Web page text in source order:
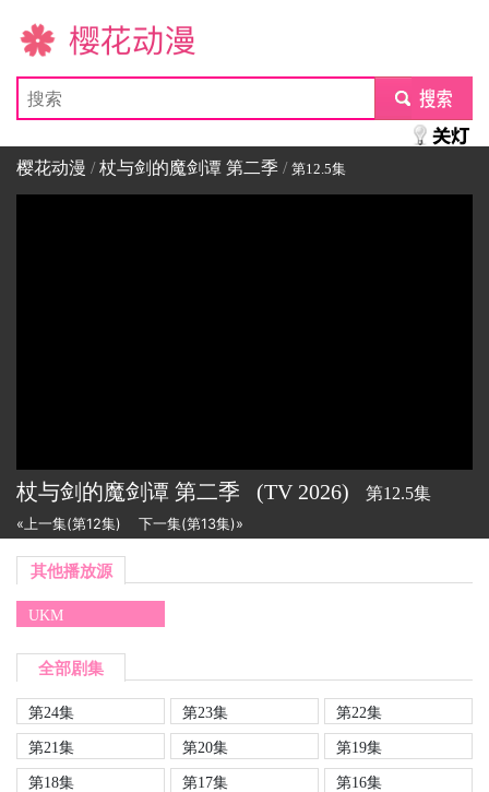
樱花动漫
submit
樱花动漫 /杖与剑的魔剑谭 第二季 / 第12.5集
杖与剑的魔剑谭 第二季 (TV 2026) 第12.5集
«上一集(第12集) 下一集(第13集)»
其他播放源
UKM
全部剧集
第24集 第23集
第22集
第21集
第20集
第19集
第18集
第17集
第16集